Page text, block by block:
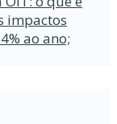
impactos
ao ano;